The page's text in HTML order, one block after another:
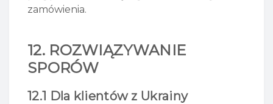
zamówienia.
12. ROZWIĄZYWANIE
SPORÓW
12.1 Dla klientów z Ukrainy